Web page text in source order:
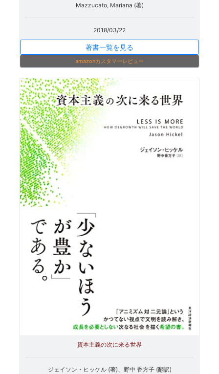
Mazzucato, Mariana (著)
2018/03/22
著書一覧を見る
amazonカスタマーレビュー
資本主義の次に来る世界
ジェイソン・ヒッケル (著)、野中 香方子 (翻訳)